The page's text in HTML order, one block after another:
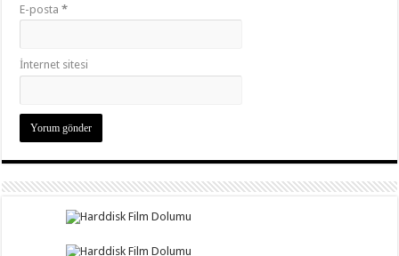
E-posta*
İnternet sitesi